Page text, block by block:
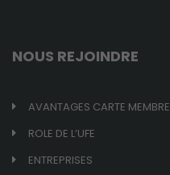
NOUS REJOINDRE
AVANTAGES CARTE MEMBRE
ROLE DE L’UFE
ENTREPRISES